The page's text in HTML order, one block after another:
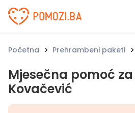
Udruženje Pomozi.ba
Početna Prehrambeni paketi
Mjesečna pomoć
Kovačević